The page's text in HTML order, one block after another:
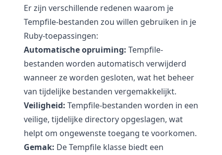
Er zijn verschillende redenen waarom je
Tempfile-bestanden zou willen gebruiken in je
Ruby-toepassingen:
Automatische opruiming: Tempfile-
bestanden worden automatisch verwijderd
wanneer ze worden gesloten, wat het beheer
van tijdelijke bestanden vergemakkelijkt.
Veiligheid: Tempfile-bestanden worden in een
veilige, tijdelijke directory opgeslagen, wat
helpt om ongewenste toegang te voorkomen.
Gemak: De Tempfile klasse biedt een